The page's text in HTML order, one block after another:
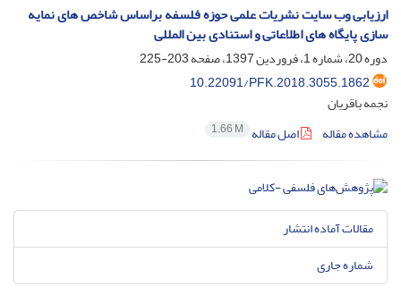
ارزیابی وب سایت نشریات علمی حوزه فلسفه براساس شاخص های نمایه
سازی پایگاه های اطلاعاتی و استنادی بین المللی
دوره 20، شماره 1، فروردین 1397، صفحه
203-225
10.22091/PFK.2018.3055.1862
نجمه باقریان
مشاهده مقاله
اصل مقاله 1.66 M
مقالات آماده انتشار
شماره جاری